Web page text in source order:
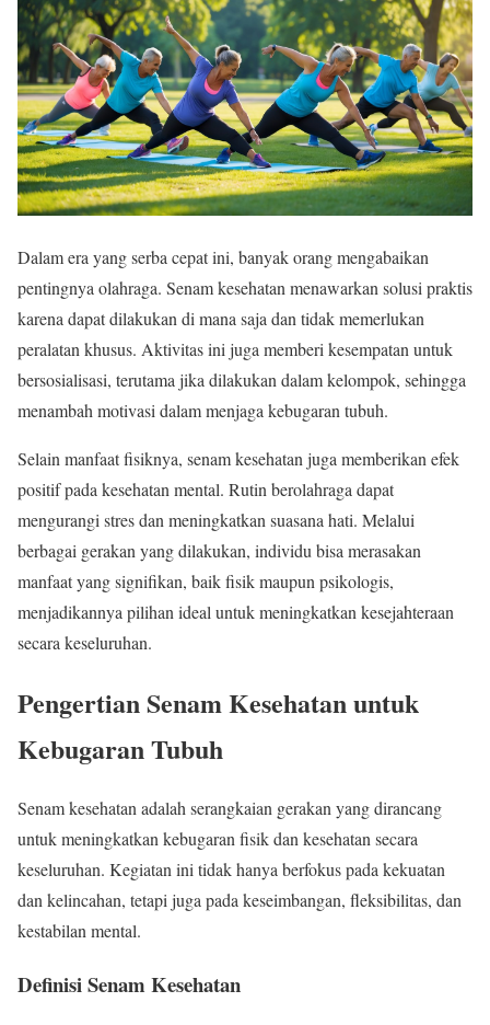
Dalam era yang serba cepat ini, banyak orang mengabaikan
pentingnya olahraga. Senam kesehatan menawarkan solusi praktis
karena dapat dilakukan di mana saja dan tidak memerlukan
peralatan khusus. Aktivitas ini juga memberi kesempatan untuk
bersosialisasi, terutama jika dilakukan dalam kelompok, sehingga
menambah motivasi dalam menjaga kebugaran tubuh.
Selain manfaat fisiknya, senam kesehatan juga memberikan efek
positif pada kesehatan mental. Rutin berolahraga dapat
mengurangi stres dan meningkatkan suasana hati. Melalui
berbagai gerakan yang dilakukan, individu bisa merasakan
manfaat yang signifikan, baik fisik maupun psikologis,
menjadikannya pilihan ideal untuk meningkatkan kesejahteraan
secara keseluruhan.
Pengertian Senam Kesehatan untuk
Kebugaran Tubuh
Senam kesehatan adalah serangkaian gerakan yang dirancang
untuk meningkatkan kebugaran fisik dan kesehatan secara
keseluruhan. Kegiatan ini tidak hanya berfokus pada kekuatan
dan kelincahan, tetapi juga pada keseimbangan, fleksibilitas, dan
kestabilan mental.
Definisi Senam Kesehatan